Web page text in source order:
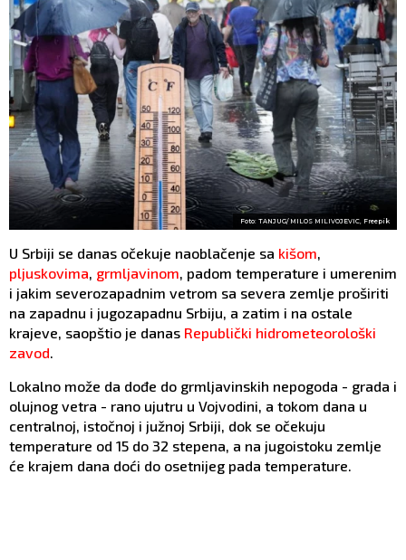
Foto: TANJUG/ MILOS MILIVOJEVIC, Freepik
U Srbiji se danas očekuje naoblačenje sa kišom,
pljuskovima, grmljavinom, padom temperature i umerenim
i jakim severozapadnim vetrom sa severa zemlje proširiti
na zapadnu i jugozapadnu Srbiju, a zatim i na ostale
krajeve, saopštio je danas Republički hidrometeorološki
zavod.
Lokalno može da dođe do grmljavinskih nepogoda - grada i
olujnog vetra - rano ujutru u Vojvodini, a tokom dana u
centralnoj, istočnoj i južnoj Srbiji, dok se očekuju
temperature od 15 do 32 stepena, a na jugoistoku zemlje
će krajem dana doći do osetnijeg pada temperature.